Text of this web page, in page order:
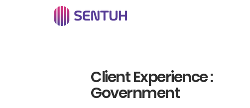
Client Experience :
Government